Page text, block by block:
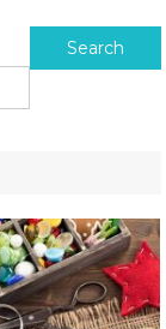
Search for: